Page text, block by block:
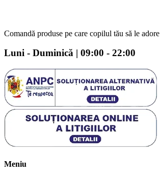
Comandă produse pe care copilul tău să le adore
Luni - Duminică | 09:00 - 22:00
Meniu